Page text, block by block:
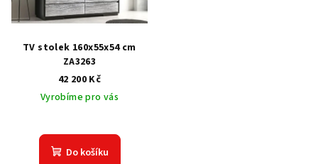
TV stolek 160x55x54 cm
ZA3263
42 200 Kč
Vyrobíme pro vás
Do košíku